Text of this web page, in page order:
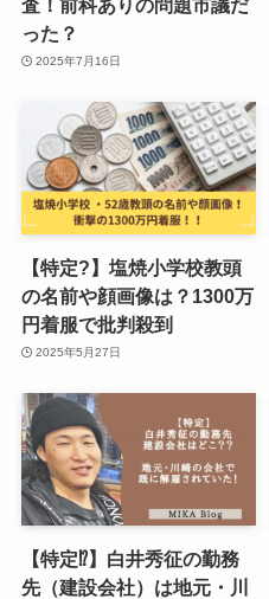
った？
2025年7月16日
【特定?】塩焼小学校教頭
の名前や顔画像は？1300万
円着服で批判殺到
2025年5月27日
【特定⁉︎】白井秀征の勤務
先（建設会社）は地元・川